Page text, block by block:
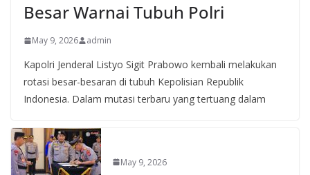
Besar Warnai Tubuh Polri
May 9, 2026 admin
Kapolri Jenderal Listyo Sigit Prabowo kembali melakukan
rotasi besar-besaran di tubuh Kepolisian Republik
Indonesia. Dalam mutasi terbaru yang tertuang dalam
May 9, 2026